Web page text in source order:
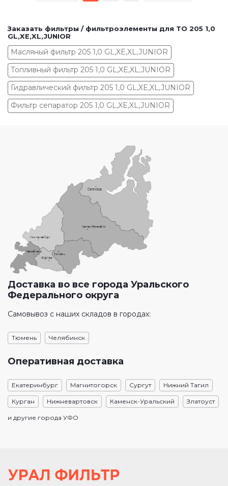
Заказать фильтры / фильтроэлементы для ТО 205 1,0
GL,XE,XL,JUNIOR
Масляный фильтр 205 1,0 GL,XE,XL,JUNIOR
Топливный фильтр 205 1,0 GL,XE,XL,JUNIOR
Гидравлический фильтр 205 1,0 GL,XE,XL,JUNIOR
Фильтр сепаратор 205 1,0 GL,XE,XL,JUNIOR
Доставка во все города Уральского
Федерального округа
Самовывоз с наших складов в городах:
Тюмень Челябинск
Оперативная доставка
Екатеринбург Магнитогорск Сургут Нижний Тагил
Курган Нижневартовск Каменск-Уральский Златоуст
и другие города УФО